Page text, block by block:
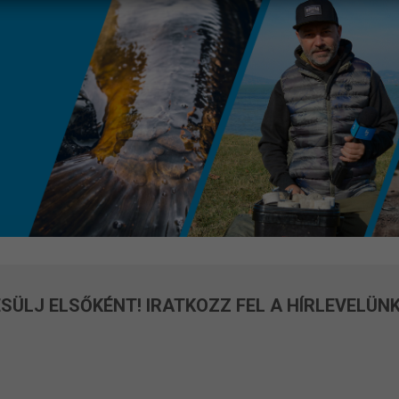
ELSŐKÉNT! IRATKOZZ FEL A